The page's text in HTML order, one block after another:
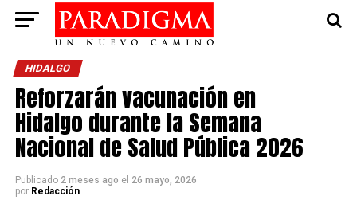
HIDALGO
Reforzarán vacunación en
Hidalgo durante la Semana
Nacional de Salud Pública 2026
Publicado 2 meses ago el 26 mayo, 2026
por Redacción